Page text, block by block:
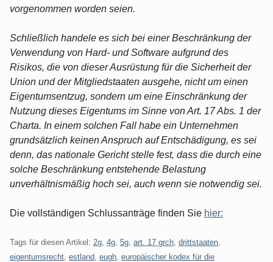
vorgenommen worden seien.
Schließlich handele es sich bei einer Beschränkung der
Verwendung von Hard- und Software aufgrund des
Risikos, die von dieser Ausrüstung für die Sicherheit der
Union und der Mitgliedstaaten ausgehe, nicht um einen
Eigentumsentzug, sondern um eine Einschränkung der
Nutzung dieses Eigentums im Sinne von Art. 17 Abs. 1 der
Charta. In einem solchen Fall habe ein Unternehmen
grundsätzlich keinen Anspruch auf Entschädigung, es sei
denn, das nationale Gericht stelle fest, dass die durch eine
solche Beschränkung entstehende Belastung
unverhältnismäßig hoch sei, auch wenn sie notwendig sei.
Die vollständigen Schlussanträge finden Sie hier:
Tags für diesen Artikel: 2g 4g 5g art. 17 grch drittstaaten
eigentumsrecht estland eugh europäischer kodex für die